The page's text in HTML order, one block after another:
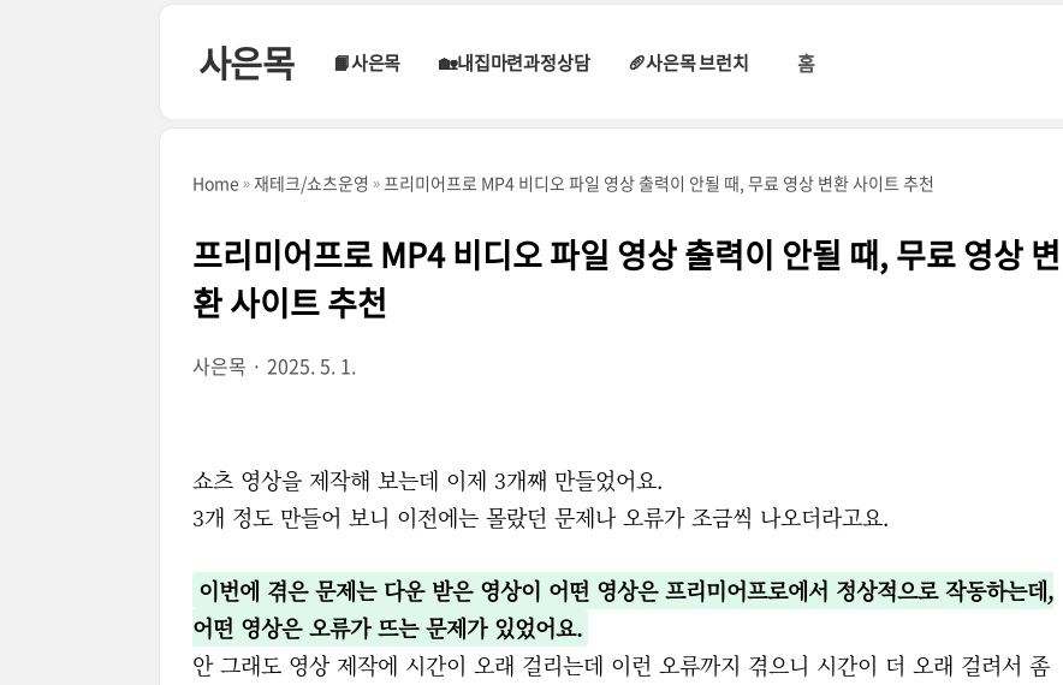
사은목 📙사은목 🏡내집마련과정상담 🥖사은목 브런치 홈
Home 재테크/쇼츠운영 프리미어프로 MP4 비디오 파일 영상 출력이 안될 때, 무료 영상 변환 사이트 추천
프리미어프로 MP4 비디오 파일 영상 출력이 안될 때, 무료 영상 변
환 사이트 추천
사은목 2025. 5. 1.
쇼츠 영상을 제작해 보는데 이제 3개째 만들었어요.
3개 정도 만들어 보니 이전에는 몰랐던 문제나 오류가 조금씩 나오더라고요.
이번에 겪은 문제는 다운 받은 영상이 어떤 영상은 프리미어프로에서 정상적으로 작동하는데,
어떤 영상은 오류가 뜨는 문제가 있었어요.
안 그래도 영상 제작에 시간이 오래 걸리는데 이런 오류까지 겪으니 시간이 더 오래 걸려서 좀